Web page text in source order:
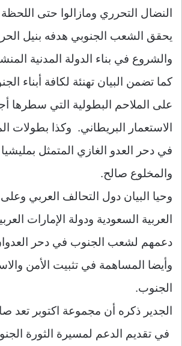
النضال التحرري ومازالوا حتى
يحقق الشعب الجنوبي هدفه بنيل
والشروع في بناء الدولة المدنية
كما تضمن البيان تهنئة لكافة أبناء
على الملاحم البطولية التي سطرها
الاستعمار البريطاني. وكذا بطولات
في دحر العدو الغازي المتمثل
والمخلوع صالح.
وحيا البيان دول التحالف العربي
العربية السعودية ودولة الإمارات
دعمهم لشعب الجنوب في دحر
وأيضا المساهمة في تثبيت الأمن
الجنوب.
الجدير ذكره أن مجموعة اكتوبر
في تقديم الدعم لمسيرة الثورة